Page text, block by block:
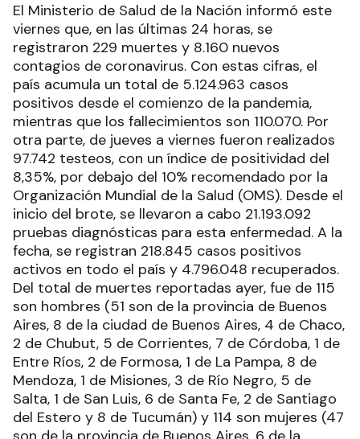
El Ministerio de Salud de la Nación informó este
viernes que, en las últimas 24 horas, se
registraron 229 muertes y 8.160 nuevos
contagios de coronavirus. Con estas cifras, el
país acumula un total de 5.124.963 casos
positivos desde el comienzo de la pandemia,
mientras que los fallecimientos son 110.070. Por
otra parte, de jueves a viernes fueron realizados
97.742 testeos, con un índice de positividad del
8,35%, por debajo del 10% recomendado por la
Organización Mundial de la Salud (OMS). Desde el
inicio del brote, se llevaron a cabo 21.193.092
pruebas diagnósticas para esta enfermedad. A la
fecha, se registran 218.845 casos positivos
activos en todo el país y 4.796.048 recuperados.
Del total de muertes reportadas ayer, fue de 115
son hombres (51 son de la provincia de Buenos
Aires, 8 de la ciudad de Buenos Aires, 4 de Chaco,
2 de Chubut, 5 de Corrientes, 7 de Córdoba, 1 de
Entre Ríos, 2 de Formosa, 1 de La Pampa, 8 de
Mendoza, 1 de Misiones, 3 de Río Negro, 5 de
Salta, 1 de San Luis, 6 de Santa Fe, 2 de Santiago
del Estero y 8 de Tucumán) y 114 son mujeres (47